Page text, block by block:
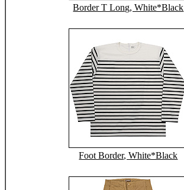
Border T Long, White*Black
Foot Border, White*Black